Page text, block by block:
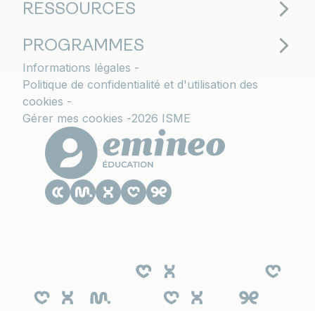
RESSOURCES
PROGRAMMES
Informations légales
Politique de confidentialité et d'utilisation des
cookies
Gérer mes cookies
2026 ISME